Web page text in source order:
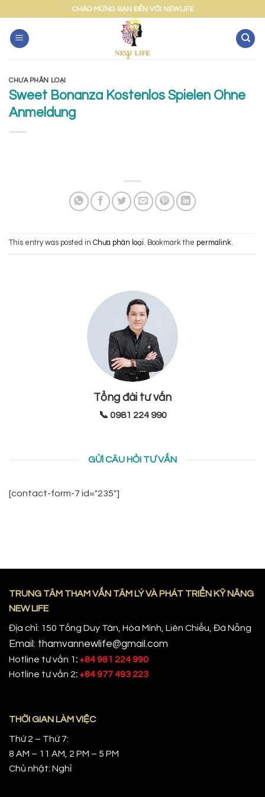
content
CHÀO MỪNG BẠN ĐẾN VỚI NEWLIFE
CHƯA PHÂN LOẠI
Sweet Bonanza Kostenlos Spielen Ohne
Anmeldung
This entry was posted in Chưa phân loại. Bookmark the permalink.
Tổng đài tư vấn
📞 0981 224 990
GỬI CÂU HỎI TƯ VẤN
[contact-form-7 id="235"]
TRUNG TÂM THAM VẤN TÂM LÝ VÀ PHÁT TRIỂN KỸ NĂNG
NEW LIFE
Địa chỉ: 150 Tống Duy Tân, Hòa Minh, Liên Chiểu, Đà Nẵng
Email: thamvannewlife@gmail.com
Hotline tư vấn 1: +84 981 224 990
Hotline tư vấn 2: +84 977 493 223
THỜI GIAN LÀM VIỆC
Thứ 2 – Thứ 7:
8 AM – 11 AM, 2 PM – 5 PM
Chủ nhật: Nghỉ